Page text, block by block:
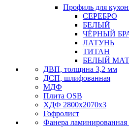
Профиль для
СЕРЕБРО
БЕЛЫЙ
ЧЁРНЫЙ
ЛАТУНЬ
ТИТАН
БЕЛЫЙ
ДВП, толщина 3,2 мм
ДСП, шлифованная
МДФ
Плита OSB
ХДФ 2800х2070х3
Гофролист
Фанера ламинированная